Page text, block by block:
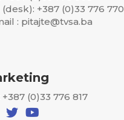
(desk): +387 (0)33 776 770
: pitajte@tvsa.ba
+387 (0)33 776 817